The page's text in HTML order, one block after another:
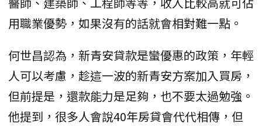
用職業優勢，如果沒有的話就會相對難一點。
何世昌認為，新青安貸款是蠻優惠的政策，年輕
人可以考慮，趁這一波的新青安方案加入買房，
但前提是，還款能力是足夠，也不要太過勉強。
他提到，很多人會說40年房貸會代代相傳，但